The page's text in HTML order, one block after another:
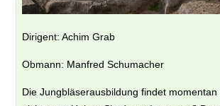
Dirigent: Achim Grab
Obmann: Manfred Schumacher
Die Jungbläserausbildung findet momentan